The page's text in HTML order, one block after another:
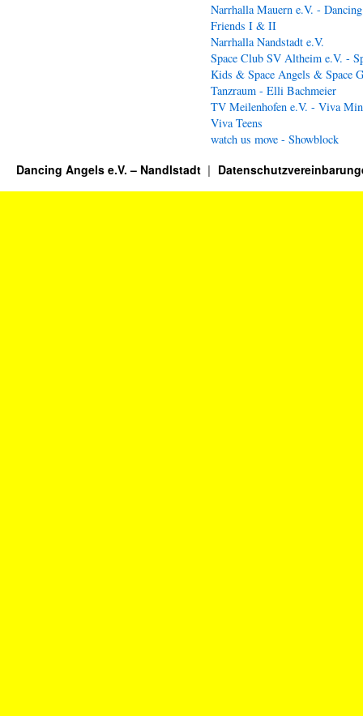
Narrhalla Mauern e.V. - Dancing
Friends I & II
Narrhalla Nandstadt e.V.
Space Club SV Altheim e.V. -
Kids & Space Angels & Space
Tanzraum - Elli Bachmeier
TV Meilenhofen e.V. - Viva
Viva Teens
watch us move - Showblock
Dancing Angels e.V. – Nandlstadt